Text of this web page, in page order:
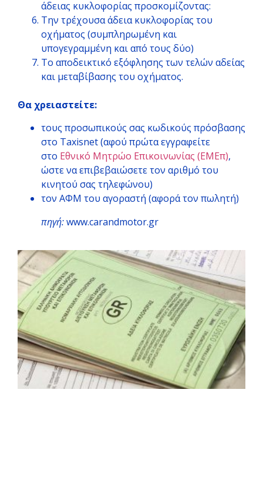
άδειας κυκλοφορίας προσκομίζοντας:
Την τρέχουσα άδεια κυκλοφορίας του
οχήματος (συμπληρωμένη και
υπογεγραμμένη και από τους δύο)
Το αποδεικτικό εξόφλησης των τελών αδείας
και μεταβίβασης του οχήματος.
Θα χρειαστείτε:
τους προσωπικούς σας κωδικούς πρόσβασης
στο Taxisnet (αφού πρώτα εγγραφείτε
στο Εθνικό Μητρώο Επικοινωνίας (ΕΜΕπ),
ώστε να επιβεβαιώσετε τον αριθμό του
κινητού σας τηλεφώνου)
τον ΑΦΜ του αγοραστή (αφορά τον πωλητή)
πηγή:www.carandmotor.gr